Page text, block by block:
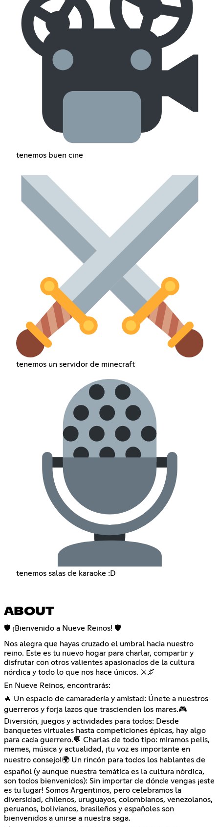
tenemos buen cine
tenemos un servidor de minecraft
tenemos salas de karaoke :D
ABOUT
🛡️ ¡Bienvenido a Nueve Reinos! 🛡️
Nos alegra que hayas cruzado el umbral hacia nuestro
reino. Este es tu nuevo hogar para charlar, compartir y
disfrutar con otros valientes apasionados de la cultura
nórdica y todo lo que nos hace únicos. ⚔️🌌
En Nueve Reinos, encontrarás:
🔥 Un espacio de camaradería y amistad: Únete a nuestros
guerreros y forja lazos que trascienden los mares.🎮
Diversión, juegos y actividades para todos: Desde
banquetes virtuales hasta competiciones épicas, hay algo
para cada guerrero.💬 Charlas de todo tipo: miramos pelis,
memes, música y actualidad, ¡tu voz es importante en
nuestro consejo!🌍 Un rincón para todos los hablantes de
español (y aunque nuestra temática es la cultura nórdica,
son todos bienvenidos): Sin importar de dónde vengas ¡este
es tu lugar! Somos Argentinos, pero celebramos la
diversidad, chilenos, uruguayos, colombianos, venezolanos,
peruanos, bolivianos, brasileños y españoles son
bienvenidos a unirse a nuestra saga.